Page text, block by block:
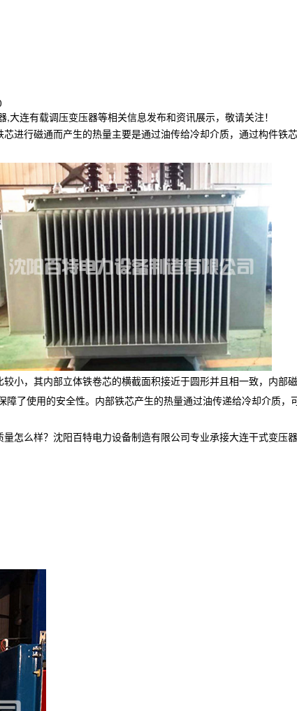
,大连有载调压变压器等相关信息发布和资讯展示，敬请关注！
进行磁通而产生的热量主要是通过油传给冷却介质，通过构件
较小，其内部立体铁卷芯的横截面积接近于圆形并且相一致，内部
了使用的安全性。内部铁芯产生的热量通过油传递给冷却介质
怎么样？沈阳百特电力设备制造有限公司专业承接大连干式变